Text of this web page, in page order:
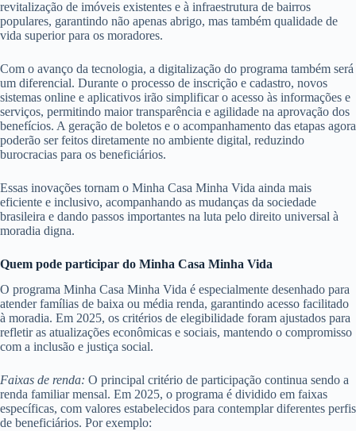
revitalização de imóveis existentes e à infraestrutura de bairros
populares, garantindo não apenas abrigo, mas também qualidade de
vida superior para os moradores.
Com o avanço da tecnologia, a digitalização do programa também será
um diferencial. Durante o processo de inscrição e cadastro, novos
sistemas online e aplicativos irão simplificar o acesso às informações e
serviços, permitindo maior transparência e agilidade na aprovação dos
benefícios. A geração de boletos e o acompanhamento das etapas agora
poderão ser feitos diretamente no ambiente digital, reduzindo
burocracias para os beneficiários.
Essas inovações tornam o Minha Casa Minha Vida ainda mais
eficiente e inclusivo, acompanhando as mudanças da sociedade
brasileira e dando passos importantes na luta pelo direito universal à
moradia digna.
Quem pode participar do Minha Casa Minha Vida
O programa Minha Casa Minha Vida é especialmente desenhado para
atender famílias de baixa ou média renda, garantindo acesso facilitado
à moradia. Em 2025, os critérios de elegibilidade foram ajustados para
refletir as atualizações econômicas e sociais, mantendo o compromisso
com a inclusão e justiça social.
Faixas de renda: O principal critério de participação continua sendo a
renda familiar mensal. Em 2025, o programa é dividido em faixas
específicas, com valores estabelecidos para contemplar diferentes perfis
de beneficiários. Por exemplo: